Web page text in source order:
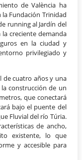
de València ha
Fundación Trinidad
running al Jardín del
creciente demanda
en la ciudad y
privilegiado y
de cuatro años y una
construcción de un
que conectará
bajo el puente del
Fluvial del río Túria.
de ancho,
existente, lo que
y accesible para